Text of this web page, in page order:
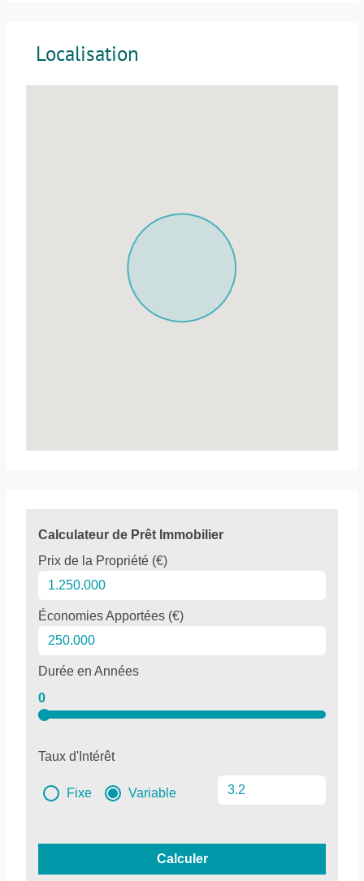
Localisation
Calculateur de Prêt Immobilier
Prix de la Propriété (€)
Économies Apportées (€)
Durée en Années
0
Taux d'Intérêt
Fixe Variable
Calculer